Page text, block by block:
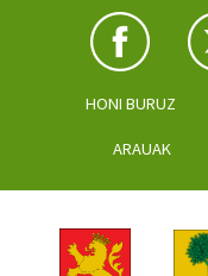
HONI BURUZ
ARAUAK